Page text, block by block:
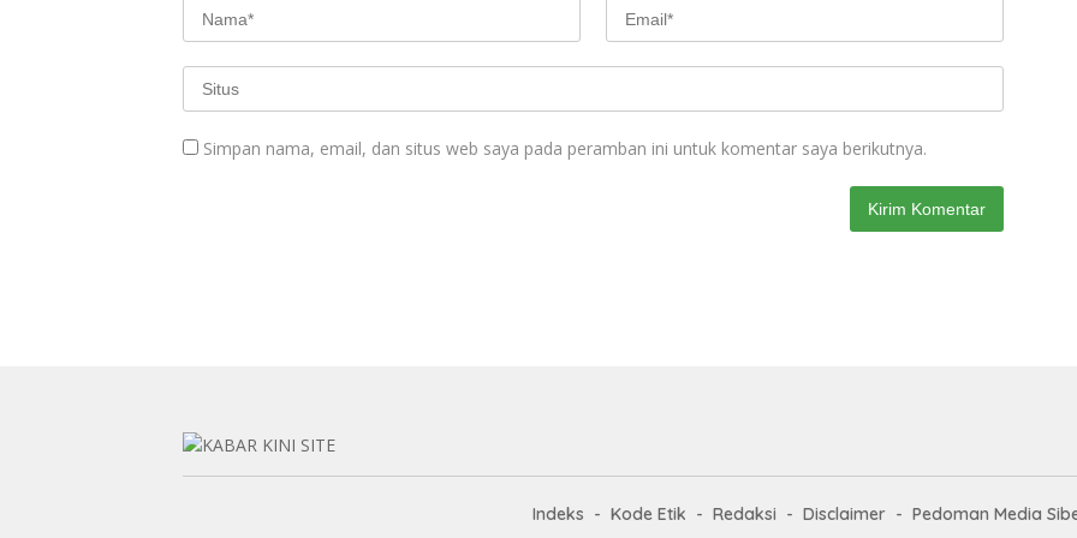
Simpan nama, email, dan situs web saya pada peramban ini untuk komentar saya berikutnya.
Indeks Kode Etik Redaksi Disclaimer
Pedoman Media